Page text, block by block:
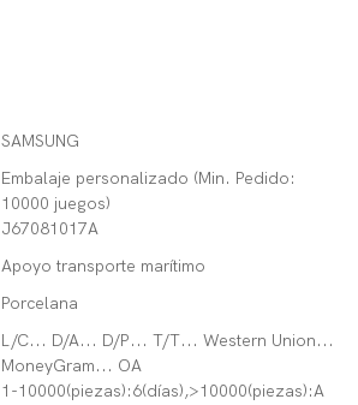
SAMSUNG
Embalaje personalizado (Min. Pedido:
10000 juegos)
J67081017A
Apoyo transporte marítimo
Porcelana
L/C... D/A... D/P... T/T... Western Union...
MoneyGram... OA
1-10000(piezas):6(días),>10000(piezas):A